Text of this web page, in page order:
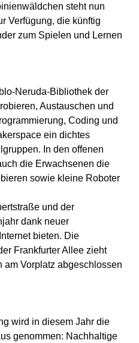
steht nun
Verfügung, die künftig
zum Spielen und Lernen
Neruda-Bibliothek der
Austauschen und
Coding und
ein dichtes
In den offenen
die Erwachsenen die
sowie kleine Roboter
und der
dank neuer
bieten. Die
Frankfurter Allee zieht
am Vorplatz abgeschlossen
wird in diesem Jahr die
genommen: Nachhaltige